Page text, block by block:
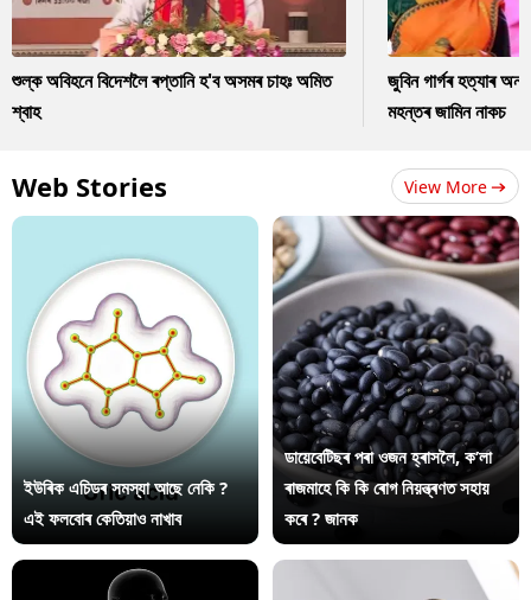
শুল্ক অবিহনে বিদেশলৈ ৰপ্তানি হ'ব অসমৰ চাহঃ অমিত
শ্বাহ
জুবিন গাৰ্গৰ হত্যাৰ
মহন্তৰ জামিন নাকচ
Web Stories View More
ইউৰিক এচিডৰ সমস্যা আছে নেকি ?
এই ফলবোৰ কেতিয়াও নাখাব
ডায়েবেটিছৰ পৰা ওজন হ্ৰাসলৈ, ক’লা
ৰাজমাহে কি কি ৰোগ নিয়ন্ত্ৰণত সহায়
কৰে ? জানক